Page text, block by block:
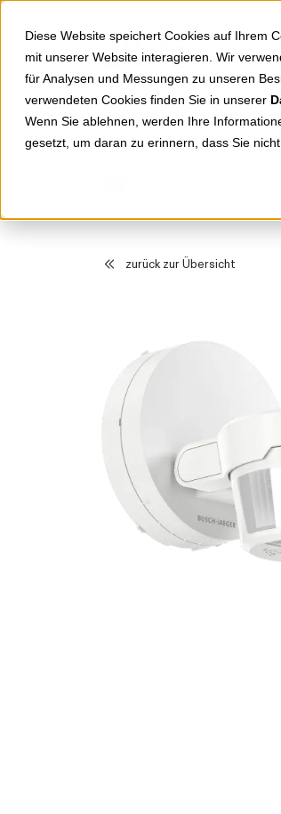
Diese Website speichert Cookies auf Ihrem
mit unserer Website interagieren. Wir
für Analysen und Messungen zu unseren
verwendeten Cookies finden Sie in unserer
Wenn Sie ablehnen, werden Ihre
gesetzt, um daran zu erinnern, dass Sie
Springe zu Hauptinhalt
zurück zur Übersicht